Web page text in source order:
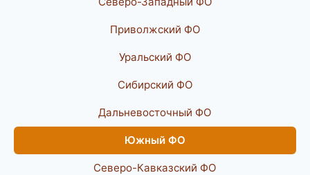
Приволжский ФО
Уральский ФО
Сибирский ФО
Дальневосточный ФО
Южный ФО
Северо-Кавказский ФО